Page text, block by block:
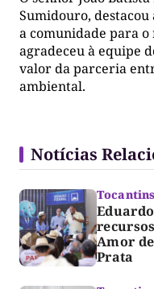
Sumidouro,
a comunidade para
agradeceu à equipe
valor da parceria
ambiental.
Notícias
Tocantins
Amor
Prata